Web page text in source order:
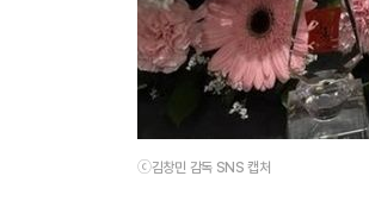
ⓒ김창민 감독 SNS 캡처